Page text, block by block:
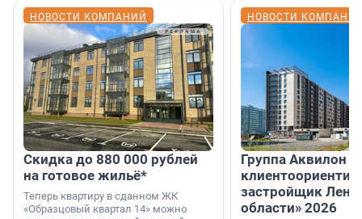
НОВОСТИ КОМПАНИЙ
Скидка до 880 000 рублей
на готовое жильё*
Теперь квартиру в сданном ЖК
«Образцовый квартал 14» можно
НОВОСТИ
Группа Аквилон
застройщик
области» 2026